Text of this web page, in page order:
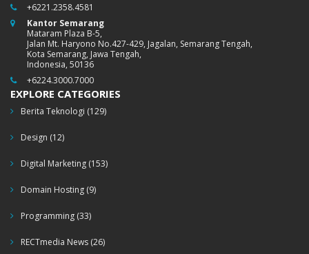
+6221.2358.4581
Kantor Semarang
Mataram Plaza B-5,
Jalan Mt. Haryono No.427-429, Jagalan, Semarang Tengah,
Kota Semarang, Jawa Tengah,
Indonesia, 50136
+6224.3000.7000
EXPLORE CATEGORIES
Berita Teknologi (129)
Design (12)
Digital Marketing (153)
Domain Hosting (9)
Programming (33)
RECTmedia News (26)